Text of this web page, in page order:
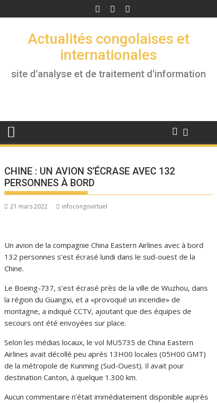
to
Actualités congolaises et
internationales
site d'analyse et de traitement d'information
CHINE : UN AVION S’ÉCRASE AVEC 132
PERSONNES À BORD
21 mars 2022 infocongovirtuel
Un avion de la compagnie China Eastern Airlines avec à bord
132 personnes s’est écrasé lundi dans le sud-ouest de la
Chine.
Le Boeing-737, s’est écrasé près de la ville de Wuzhou, dans
la région du Guangxi, et a «provoqué un incendie» de
montagne, a indiqué CCTV, ajoutant que des équipes de
secours ont été envoyées sur place.
Selon les médias locaux, le vol MU5735 de China Eastern
Airlines avait décollé peu après 13H00 locales (05H00 GMT)
de la métropole de Kunming (Sud-Ouest). Il avait pour
destination Canton, à quelque 1.300 km.
Aucun commentaire n’était immédiatement disponible auprès